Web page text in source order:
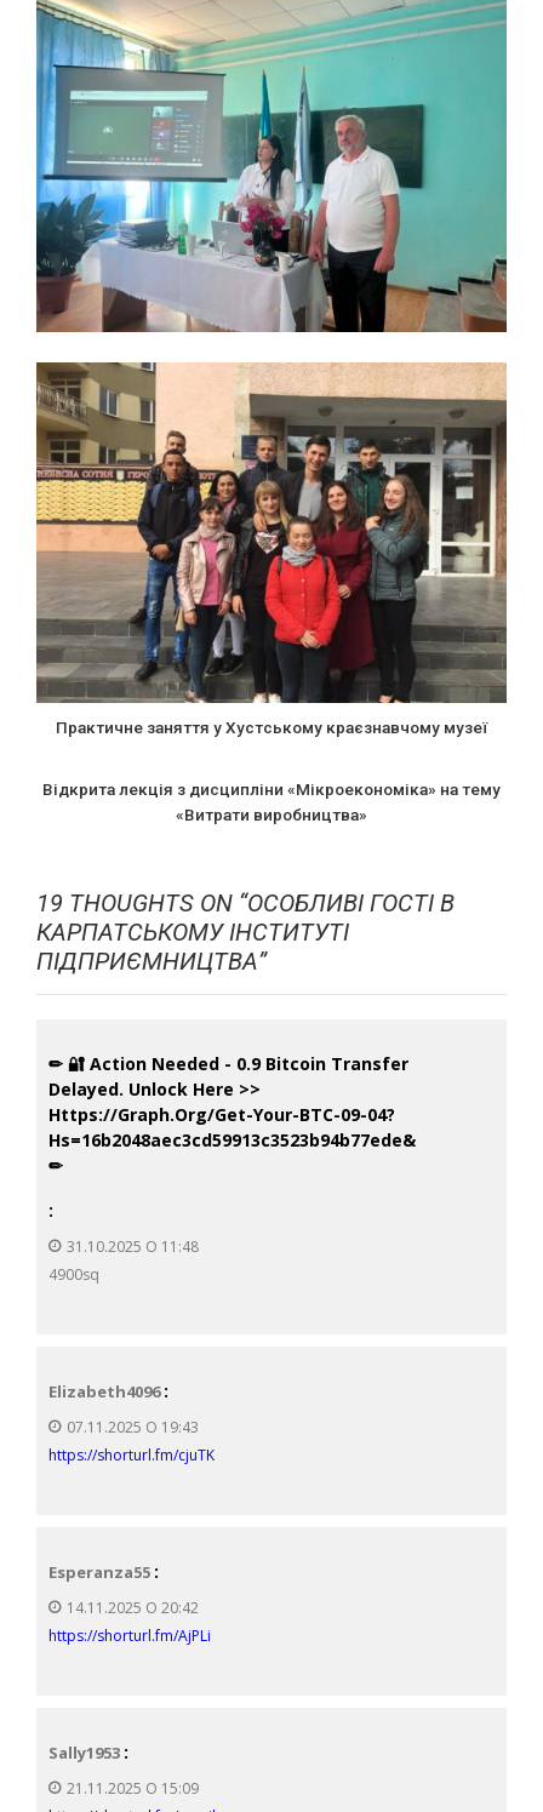
Практичне заняття у Хустському краєзнавчому музеї
Відкрита лекція з дисципліни «Мікроекономіка» на тему
«Витрати виробництва»
19 THOUGHTS ON “ОСОБЛИВІ ГОСТІ В
КАРПАТСЬКОМУ ІНСТИТУТІ
ПІДПРИЄМНИЦТВА”
✏ 🔐 Action Needed - 0.9 Bitcoin Transfer
Delayed. Unlock Here >>
Https://graph.org/Get-Your-BTC-09-04?
Hs=16b2048aec3cd59913c3523b94b77ede&
✏
:
31.10.2025 О 11:48
4900sq
Elizabeth4096 :
07.11.2025 О 19:43
https://shorturl.fm/cjuTK
Esperanza55 :
14.11.2025 О 20:42
https://shorturl.fm/AjPLi
Sally1953 :
21.11.2025 О 15:09